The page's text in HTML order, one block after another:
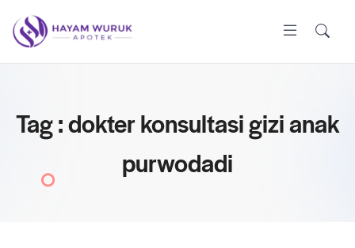
Tag : dokter konsultasi gizi anak
purwodadi